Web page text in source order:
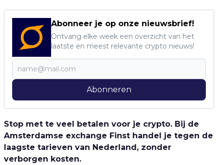
Abonneer je op onze nieuwsbrief!
Ontvang elke week een overzicht van het
laatste en meest relevante crypto nieuws!
Abonneren
Stop met te veel betalen voor je crypto. Bij de
Amsterdamse exchange Finst handel je tegen de
laagste tarieven van Nederland, zonder
verborgen kosten.